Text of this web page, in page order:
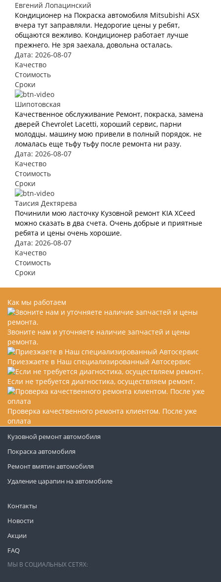
Евгений Лопацинский
Кондиционер на Покраска автомобиля Mitsubishi ASX
вчера тут заправляли. Недорогие цены у ребят,
общаются вежливо. Кондиционер работает лучше
прежнего. Не зря заехала, довольна осталась.
Дата: 2026-08-07
Качество
Стоимость
Сроки
Шипотовская
Качественное обслуживание Ремонт, покраска, замена
дверей Chevrolet Lacetti, хороший сервис, парни
молодцы. машину мою привели в полный порядок. не
ломалась еще тьфу тьфу после ремонта ни разу.
Дата: 2026-08-07
Качество
Стоимость
Сроки
Таисия Дектярева
Починили мою ласточку Кузовной ремонт KIA XCeed
можно сказать в два счета. Очень добрые и приятные
ребята и цены очень хорошие.
Дата: 2026-08-07
Качество
Стоимость
Сроки
Как мы работаем
Звоните нам и уточняете наличие запчастей и цены
ремонта.
Приезжаете в Наш специализированный Автосервис
Если не требуется диагностика, осуществляем ремонт.
Проверка качественного ремонта клиентом. После уже
оплата
Контакты
Новости
Акции
FAQ
Кузовной ремонт автомобиля
Покраска автомобиля
Ремонт вмятин автомобиля
Удаление царапин на автомобиле
МЫ В СОЦИАЛЬНЫХ СЕТЯХ: